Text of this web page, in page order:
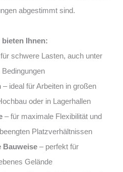
abgestimmt sind.
Ihnen:
schwere Lasten, auch unter
– ideal für Arbeiten in großen
oder in Lagerhallen
– für maximale Flexibilität und
Platzverhältnissen
Bauweise – perfekt für
Gelände